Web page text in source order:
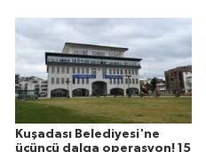
Kuşadası Belediyesi'ne
üçüncü dalga operasyon! 15